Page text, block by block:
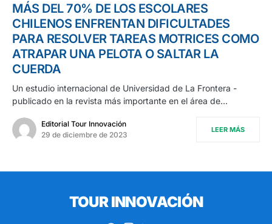
MÁS DEL 70% DE LOS ESCOLARES
CHILENOS ENFRENTAN DIFICULTADES
PARA RESOLVER TAREAS MOTRICES COMO
ATRAPAR UNA PELOTA O SALTAR LA
CUERDA
Un estudio internacional de Universidad de La Frontera -
publicado en la revista más importante en el área de…
Editorial Tour Innovación
29 de diciembre de 2023
LEER MÁS
TOUR INNOVACIÓN